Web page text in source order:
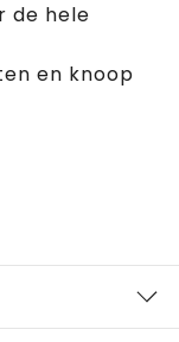
de hele
en knoop